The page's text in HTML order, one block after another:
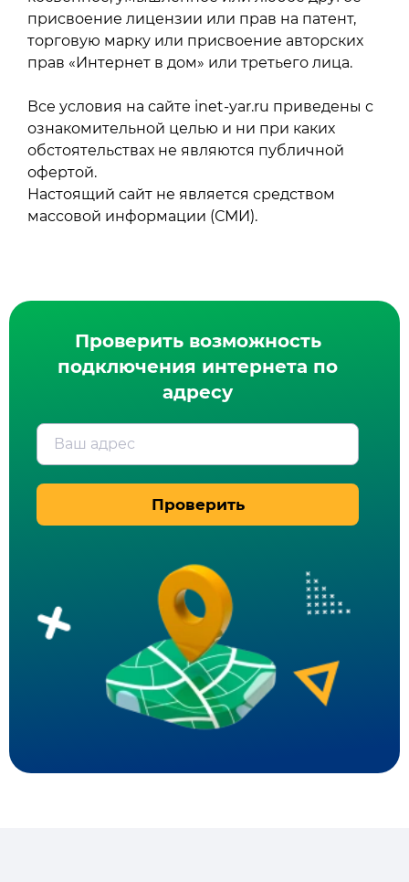
присвоение лицензии или прав на патент,
торговую марку или присвоение авторских
прав «Интернет в дом» или третьего лица.
Все условия на сайте inet-yar.ru приведены с
ознакомительной целью и ни при каких
обстоятельствах не являются публичной
офертой.
Настоящий сайт не является средством
массовой информации (СМИ).
Проверить возможность
подключения интернета по
адресу
Ваш адрес
Проверить